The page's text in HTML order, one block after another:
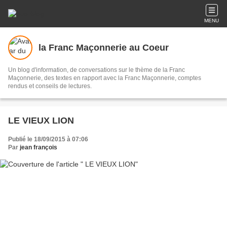
MENU
la Franc Maçonnerie au Coeur
Un blog d'information, de conversations sur le thème de la Franc
Maçonnerie, des textes en rapport avec la Franc Maçonnerie, comptes
rendus et conseils de lectures.
LE VIEUX LION
Publié le 18/09/2015 à 07:06
Par jean françois